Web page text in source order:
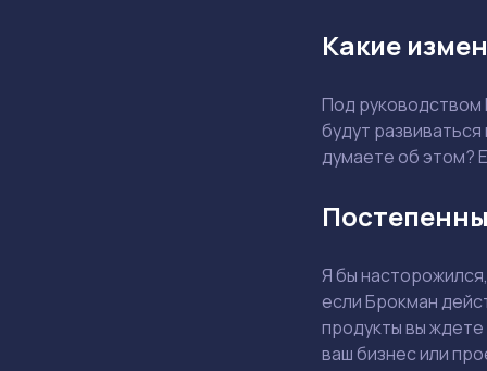
Какие
Под руководством
будут
думаете об этом?
Я бы
если Брокман
продукты вы ждете
ваш бизнес или